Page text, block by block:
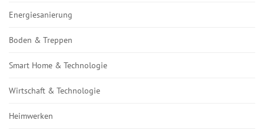
Energiesanierung
Boden & Treppen
Smart Home & Technologie
Wirtschaft & Technologie
Heimwerken